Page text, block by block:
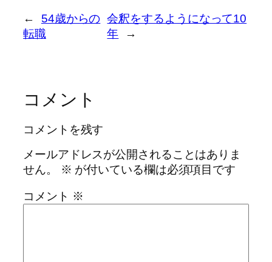
←
54歳からの
転職
会釈をするようになって10
年
→
コメント
コメントを残す
メールアドレスが公開されることはありま
せん。
※ が付いている欄は必須項目です
コメント ※